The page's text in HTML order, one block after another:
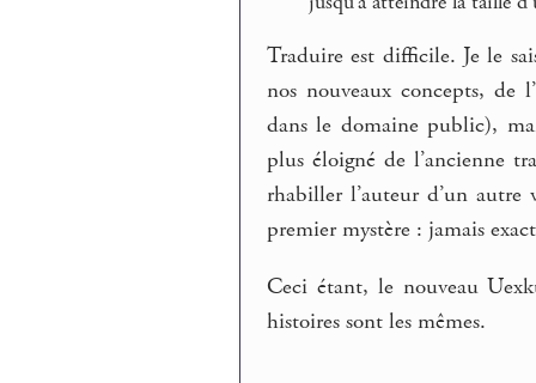
Traduire est difficile. Je le
nos nouveaux concepts, de
dans le domaine public),
plus éloigné de l’ancienne
rhabiller l’auteur d’un
premier mystère : jamais
Ceci étant, le nouveau
histoires sont les mêmes.